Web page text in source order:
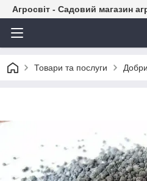
Агросвіт - Садовий магазин
Товари та послуги